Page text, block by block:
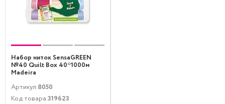
Набор ниток SensaGREEN
№40 Quilt Box 40*1000м
Madeira
Артикул:8050
Код товара:319623